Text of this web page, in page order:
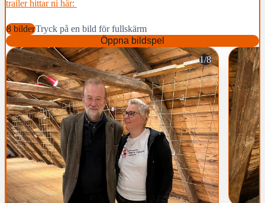
trailer hittar ni här:
8 bilderTryck på en bild för fullskärm
Öppna bildspel
1/8